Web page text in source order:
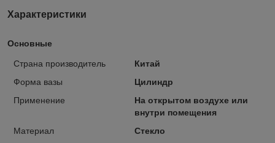
Характеристики
Основные
Страна производитель
Китай
Форма вазы
Цилиндр
Применение
На открытом воздухе или
внутри помещения
Материал
Стекло